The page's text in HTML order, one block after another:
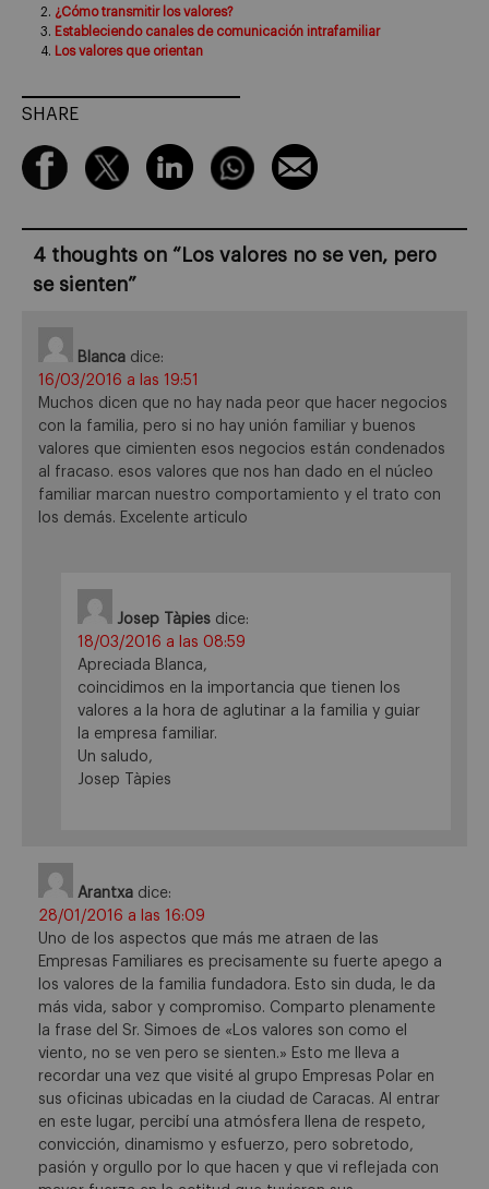
¿Cómo transmitir los valores?
Estableciendo canales de comunicación intrafamiliar
Los valores que orientan
SHARE
4 thoughts on “ Los valores no se ven, pero
se sienten”
Blanca dice:
16/03/2016 a las 19:51
Muchos dicen que no hay nada peor que hacer negocios
con la familia, pero si no hay unión familiar y buenos
valores que cimienten esos negocios están condenados
al fracaso. esos valores que nos han dado en el núcleo
familiar marcan nuestro comportamiento y el trato con
los demás. Excelente articulo
Josep Tàpies dice:
18/03/2016 a las 08:59
Apreciada Blanca,
coincidimos en la importancia que tienen los
valores a la hora de aglutinar a la familia y guiar
la empresa familiar.
Un saludo,
Josep Tàpies
Arantxa dice:
28/01/2016 a las 16:09
Uno de los aspectos que más me atraen de las
Empresas Familiares es precisamente su fuerte apego a
los valores de la familia fundadora. Esto sin duda, le da
más vida, sabor y compromiso. Comparto plenamente
la frase del Sr. Simoes de «Los valores son como el
viento, no se ven pero se sienten.» Esto me lleva a
recordar una vez que visité al grupo Empresas Polar en
sus oficinas ubicadas en la ciudad de Caracas. Al entrar
en este lugar, percibí una atmósfera llena de respeto,
convicción, dinamismo y esfuerzo, pero sobretodo,
pasión y orgullo por lo que hacen y que vi reflejada con